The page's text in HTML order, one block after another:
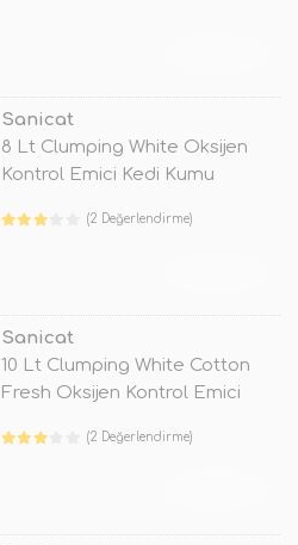
Sanicat
8 Lt Clumping White Oksijen
Kontrol Emici Kedi Kumu
(2 Değerlendirme)
Sanicat
10 Lt Clumping White Cotton
Fresh Oksijen Kontrol Emici
(2 Değerlendirme)